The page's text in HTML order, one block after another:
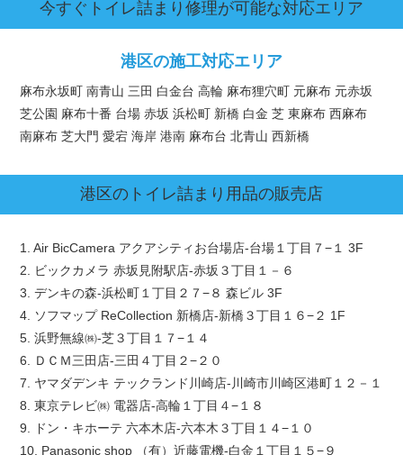
今すぐトイレ詰まり修理が可能な対応エリア
港区の施工対応エリア
麻布永坂町 南青山 三田 白金台 高輪 麻布狸穴町 元麻布 元赤坂
芝公園 麻布十番 台場 赤坂 浜松町 新橋 白金 芝 東麻布 西麻布
南麻布 芝大門 愛宕 海岸 港南 麻布台 北青山 西新橋
港区のトイレ詰まり用品の販売店
1. Air BicCamera アクアシティお台場店-台場１丁目７−１ 3F
2. ビックカメラ 赤坂見附駅店-赤坂３丁目１－６
3. デンキの森-浜松町１丁目２７−８ 森ビル 3F
4. ソフマップ ReCollection 新橋店-新橋３丁目１６−２ 1F
5. 浜野無線㈱-芝３丁目１７−１４
6. ＤＣＭ三田店-三田４丁目２−２０
7. ヤマダデンキ テックランド川崎店-川崎市川崎区港町１２－１
8. 東京テレビ㈱ 電器店-高輪１丁目４−１８
9. ドン・キホーテ 六本木店-六本木３丁目１４−１０
10. Panasonic shop （有）近藤電機-白金１丁目１５−９